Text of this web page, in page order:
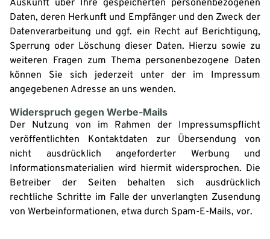
Auskunft über Ihre gespeicherten personenbezogenen
Daten, deren Herkunft und Empfänger und den Zweck der
Datenverarbeitung und ggf. ein Recht auf Berichtigung,
Sperrung oder Löschung dieser Daten. Hierzu sowie zu
weiteren Fragen zum Thema personenbezogene Daten
können Sie sich jederzeit unter der im Impressum
angegebenen Adresse an uns wenden.
Widerspruch gegen Werbe-Mails
Der Nutzung von im Rahmen der Impressumspflicht
veröffentlichten Kontaktdaten zur Übersendung von
nicht ausdrücklich angeforderter Werbung und
Informationsmaterialien wird hiermit widersprochen. Die
Betreiber der Seiten behalten sich ausdrücklich
rechtliche Schritte im Falle der unverlangten Zusendung
von Werbeinformationen, etwa durch Spam-E-Mails, vor.